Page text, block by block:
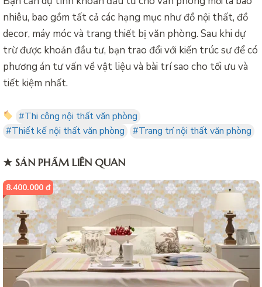
nhiêu, bao gồm tất cả các hạng mục như đồ nội thất, đồ
decor, máy móc và trang thiết bị văn phòng. Sau khi dự
trừ được khoản đầu tư, bạn trao đổi với kiến trúc sư để có
phương án tư vấn về vật liệu và bài trí sao cho tối ưu và
tiết kiệm nhất.
#Thi công nội thất văn phòng
#Thiết kế nội thất văn phòng
#Trang trí nội thất văn phòng
★ SẢN PHẨM LIÊN QUAN
8.400.000 đ